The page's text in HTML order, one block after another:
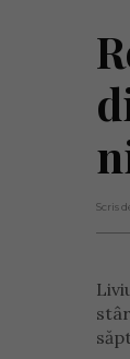
Scris